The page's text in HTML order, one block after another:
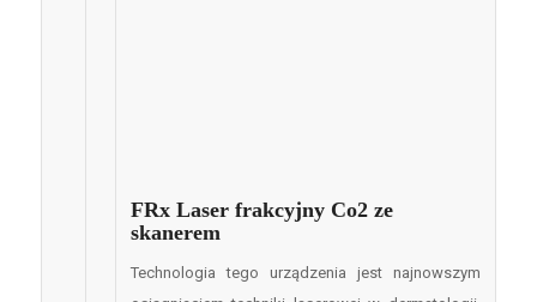
FRx Laser frakcyjny Co2 ze
skanerem
Technologia tego urządzenia jest najnowszym